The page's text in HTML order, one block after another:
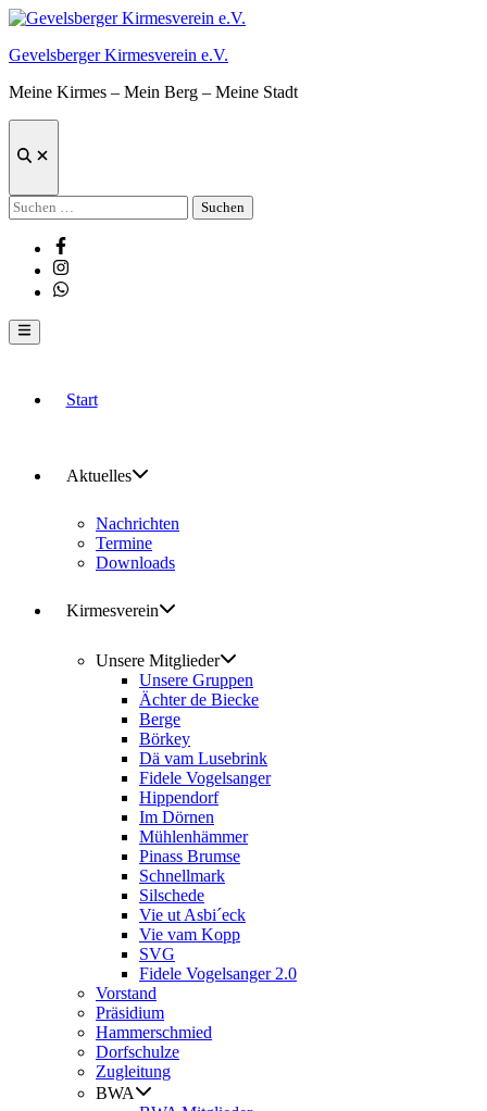
Zum
springen
Gevelsberger Kirmesverein e.V.
Meine Kirmes – Mein Berg – Meine Stadt
Suche
Suchen
nach:
Facebook
Instagram
Whatsapp
Hauptmenü
Start
Aktuelles
Nachrichten
Termine
Downloads
Kirmesverein
Unsere Mitglieder
Unsere Gruppen
Ächter de Biecke
Berge
Börkey
Dä vam Lusebrink
Fidele Vogelsanger
Hippendorf
Im Dörnen
Mühlenhämmer
Pinass Brumse
Schnellmark
Silschede
Vie ut Asbi´eck
Vie vam Kopp
SVG
Fidele Vogelsanger 2.0
Vorstand
Präsidium
Hammerschmied
Dorfschulze
Zugleitung
BWA